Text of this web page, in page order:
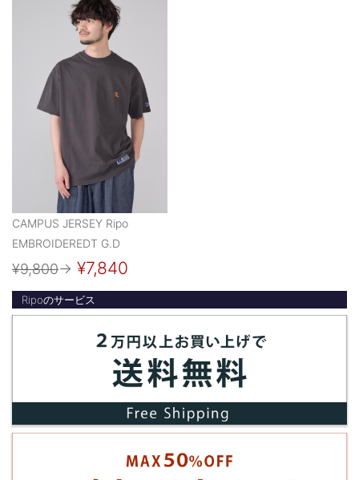
CAMPUS JERSEY Ripo
EMBROIDEREDT G.D
¥9,800→ ¥7,840
Ripoのサービス